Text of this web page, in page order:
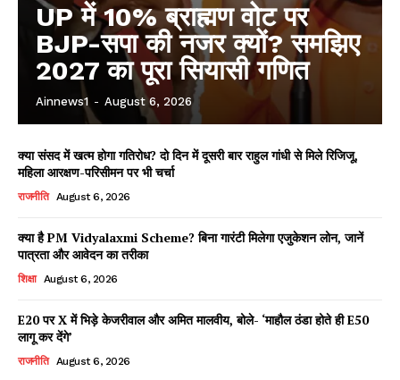
Facebook
X WhatsApp
UP में 10% ब्राह्मण वोट पर
BJP-सपा की नजर क्यों? समझिए
2027 का पूरा सियासी गणित
Ainnews1 - August 6, 2026
क्या संसद में खत्म होगा गतिरोध? दो दिन में दूसरी बार राहुल गांधी से मिले रिजिजू,
महिला आरक्षण-परिसीमन पर भी चर्चा
राजनीति August 6, 2026
क्या है PM Vidyalaxmi Scheme? बिना गारंटी मिलेगा एजुकेशन लोन, जानें
पात्रता और आवेदन का तरीका
शिक्षा August 6, 2026
E20 पर X में भिड़े केजरीवाल और अमित मालवीय, बोले- ‘माहौल ठंडा होते ही E50
लागू कर देंगे’
राजनीति August 6, 2026